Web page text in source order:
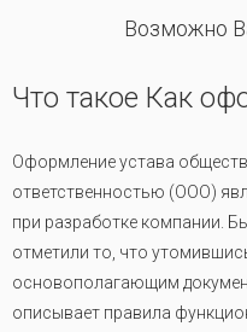
Возможно
Что такое Как
Оформление устава
ответственностью (ООО)
при разработке компании.
отметили то, что
основополагающим
описывает правила